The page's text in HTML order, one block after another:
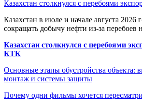
Казахстан столкнулся с перебоями
Казахстан в июле и начале августа
сокращать добычу нефти из-за перебоев
Казахстан столкнулся с перебоями
КТК
Основные этапы обустройства объекта:
монтаж и системы защиты
Почему одни фильмы хочется